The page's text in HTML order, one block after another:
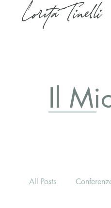
Lorita Tinelli
Il
All Posts